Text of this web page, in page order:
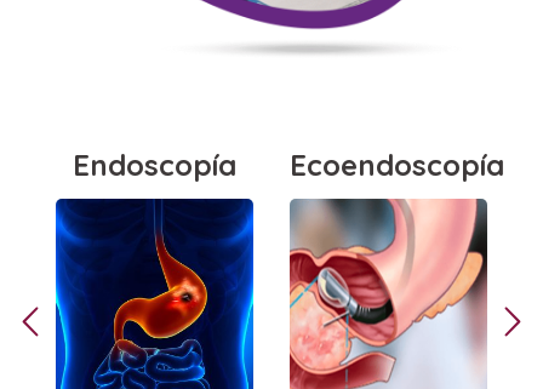
Endoscopía Ecoendoscopía